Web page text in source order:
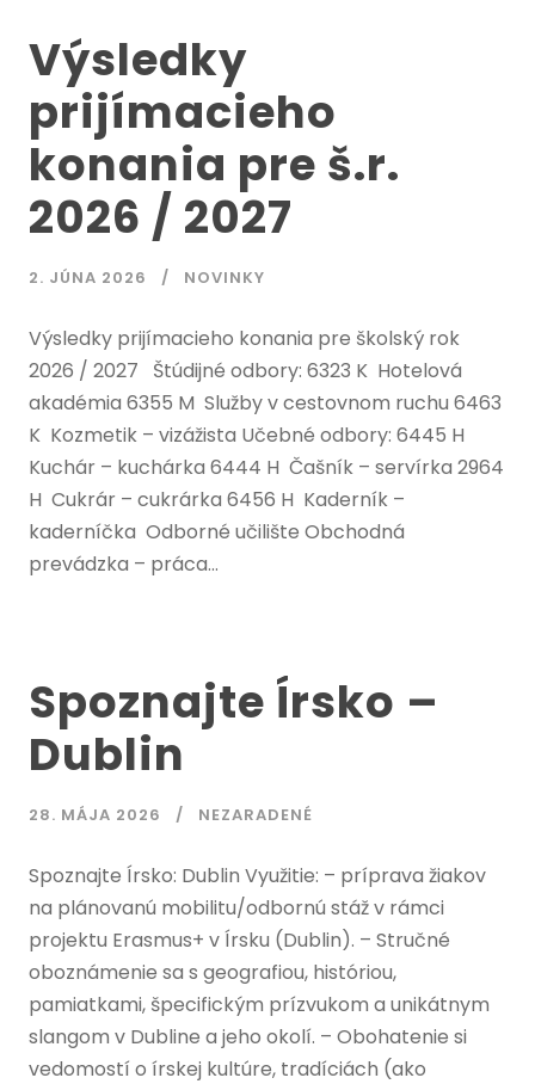
Výsledky
prijímacieho
konania pre š.r.
2026 / 2027
2. JÚNA 2026 NOVINKY
Výsledky prijímacieho konania pre školský rok
2026 / 2027 Štúdijné odbory: 6323 K Hotelová
akadémia 6355 M Služby v cestovnom ruchu 6463
K Kozmetik – vizážista Učebné odbory: 6445 H
Kuchár – kuchárka 6444 H Čašník – servírka 2964
H Cukrár – cukrárka 6456 H Kaderník –
kaderníčka Odborné učilište Obchodná
prevádzka – práca...
Spoznajte Írsko –
Dublin
28. MÁJA 2026 NEZARADENÉ
Spoznajte Írsko: Dublin Využitie: – príprava žiakov
na plánovanú mobilitu/odbornú stáž v rámci
projektu Erasmus+ v Írsku (Dublin). – Stručné
oboznámenie sa s geografiou, históriou,
pamiatkami, špecifickým prízvukom a unikátnym
slangom v Dubline a jeho okolí. – Obohatenie si
vedomostí o írskej kultúre, tradíciách (ako